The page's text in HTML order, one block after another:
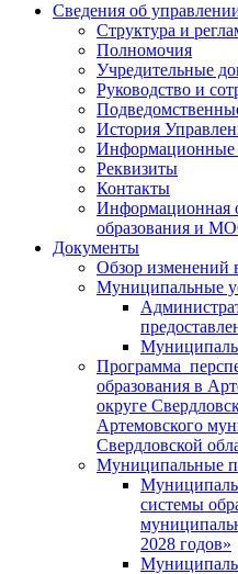
Сведения об
Структура и
Полномочия
Учредительные
Руководство и
История
Информационные
Реквизиты
Контакты
Информационная
образования и
Документы
Обзор изменений
Муниципальные
Программа
образования в
округе
Артемовского
Свердловской
Муниципальные
системы
2028 годов»